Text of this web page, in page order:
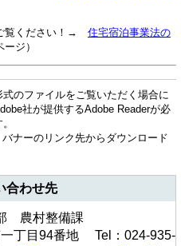
覧ください！→ 住宅宿泊事業法の
ージ）
式のファイルをご覧いただく場合に
社が提供するAdobe Readerが必
ナーのリンク先からダウンロード
合わせ先
農村整備課
一丁目94番地 Tel：024-935-